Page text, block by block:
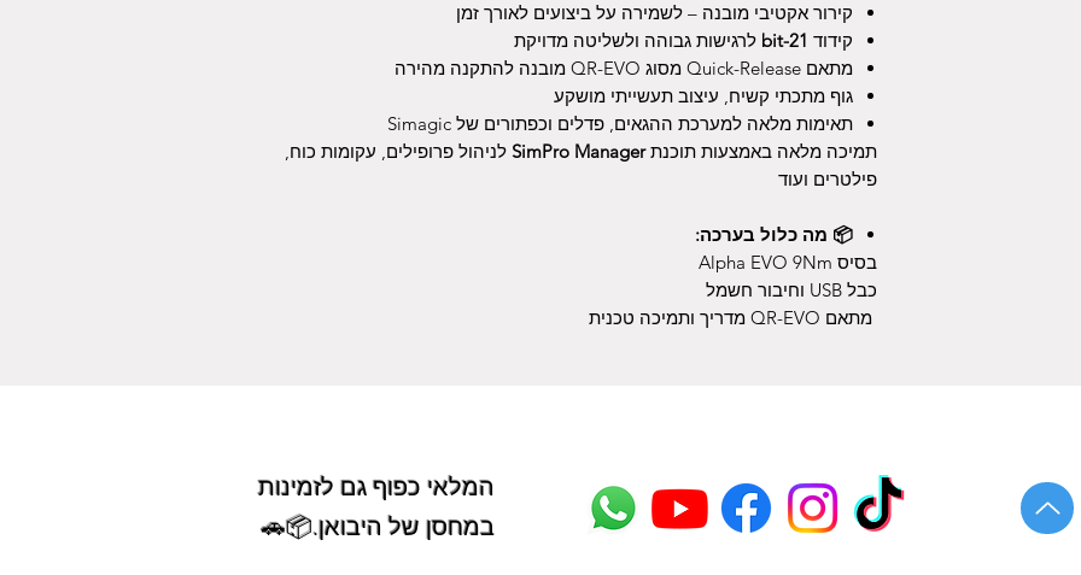
קירור אקטיבי מובנה – לשמירה על ביצועים לאורך זמן
קידוד 21-bit
לרגישות גבוהה ולשליטה מדויקת
מתאם Quick-Release מסוג QR-EVO מובנה להתקנה מהירה
גוף מתכתי קשיח, עיצוב תעשייתי מושקע
תאימות מלאה למערכת ההגאים, פדלים וכפתורים של Simagic
תמיכה מלאה באמצעות תוכנתSimPro Manager לניהול פרופילים, עקומות כוח,
פילטרים ועוד
📦 מה כלול בערכה:
בסיס Alpha EVO 9Nm
כבל USB וחיבור חשמל
​​​​​​​ מתאם QR-EVO מדריך ותמיכה טכנית
המלאי כפוף גם לזמינות
במחסן של היבואן.📦🚗